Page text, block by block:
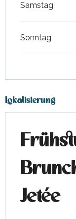
Samstag
Sonntag
Lokalisierung
Jetée